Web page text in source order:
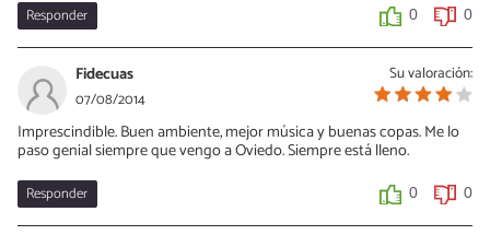
Responder 0 0
Su valoración:
Fidecuas
07/08/2014
Imprescindible. Buen ambiente, mejor música y buenas copas. Me lo
paso genial siempre que vengo a Oviedo. Siempre está lleno.
Responder 0 0